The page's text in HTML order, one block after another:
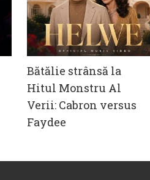
Bătălie strânsă la
Hitul Monstru Al
Verii: Cabron versus
Faydee